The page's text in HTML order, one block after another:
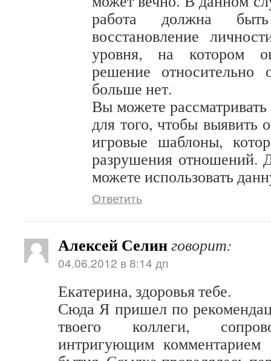
работа должна
восстановление
уровня, на котором
решение относительно
больше нет.
Вы можете
для того, чтобы выявить
игровые шаблоны,
разрушения отношений.
можете использовать
Ответить
Алексей Селинговорит:
04.06.2012 в 8:14 дп
Екатерина, здоровья тебе.
Сюда Я пришел по
твоего коллеги,
интригующим комментарием